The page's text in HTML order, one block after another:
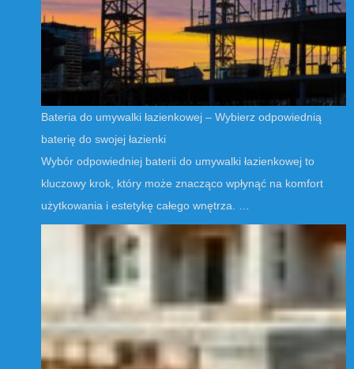
Bateria do umywalki łazienkowej – Wybierz odpowiednią
baterię do swojej łazienki
Wybór odpowiedniej baterii do umywalki łazienkowej to
kluczowy krok, który może znacząco wpłynąć na komfort
użytkowania i estetykę całego wnętrza. …